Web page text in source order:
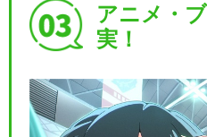
アニメ・
実！